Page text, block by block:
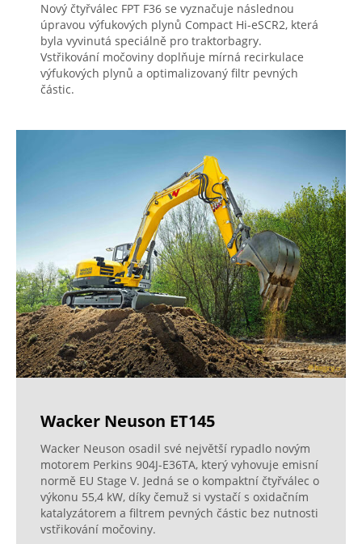
Nový čtyřválec FPT F36 se vyznačuje následnou
úpravou výfukových plynů Compact Hi-eSCR2, která
byla vyvinutá speciálně pro traktorbagry.
Vstřikování močoviny doplňuje mírná recirkulace
výfukových plynů a optimalizovaný filtr pevných
částic.
Wacker Neuson ET145
Wacker Neuson osadil své největší rypadlo novým
motorem Perkins 904J-E36TA, který vyhovuje emisní
normě EU Stage V. Jedná se o kompaktní čtyřválec o
výkonu 55,4 kW, díky čemuž si vystačí s oxidačním
katalyzátorem a filtrem pevných částic bez nutnosti
vstřikování močoviny.